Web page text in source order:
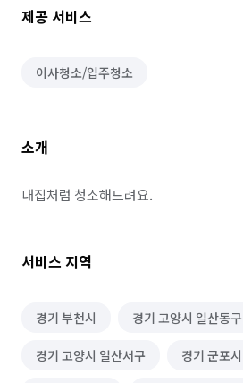
제공 서비스
이사청소/입주청소
소개
내집처럼 청소해드려요.
서비스 지역
경기 부천시 경기 고양시 일산동구
경기 고양시 일산서구 경기 군포시